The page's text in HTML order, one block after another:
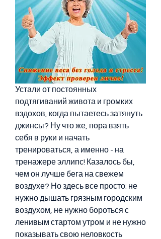
Устали от постоянных
подтягиваний живота и громких
вздохов, когда пытаетесь затянуть
джинсы? Ну что же, пора взять
себя в руки и начать
тренироваться, а именно - на
тренажере эллипс! Казалось бы,
чем он лучше бега на свежем
воздухе? Но здесь все просто: не
нужно дышать грязным городским
воздухом, не нужно бороться с
ленивым стартом утром и не нужно
показывать свою неловкость